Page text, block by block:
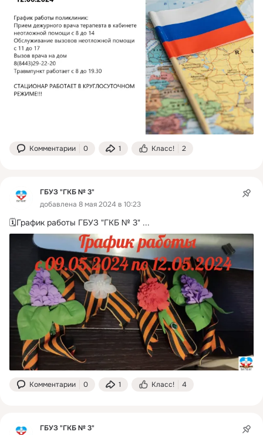
Комментарии 0 1 Класс! 2
ГБУЗ "ГКБ № 3"
добавлена 8 мая 2024 в 10:23
🗓График работы ГБУЗ "ГКБ № 3" ...
Комментарии 0 1 Класс! 4
ГБУЗ "ГКБ № 3"